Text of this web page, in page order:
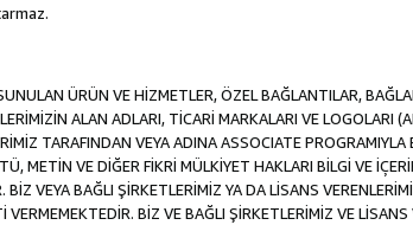
ÜRÜN VE HİZMETLER, ÖZEL BAĞLANTILAR,
ALAN ADLARI, TİCARİ MARKALARI VE LOGOLARI
TARAFINDAN VEYA ADINA ASSOCIATE
METİN VE DİĞER FİKRİ MÜLKİYET HAKLARI BİLGİ VE
VEYA BAĞLI ŞİRKETLERİMİZ YA DA LİSANS
BİZ VE BAĞLI ŞİRKETLERİMİZ VE